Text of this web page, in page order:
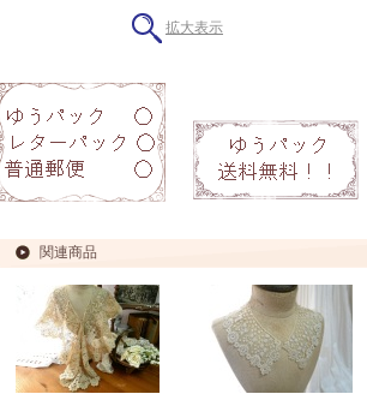
拡大表示
関連商品